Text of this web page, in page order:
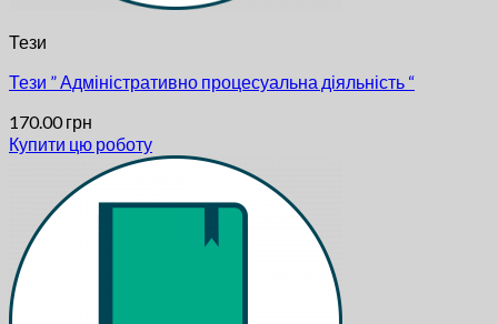
Тези
Тези ” Адміністративно процесуальна діяльність “
170.00грн
Купити цю роботу